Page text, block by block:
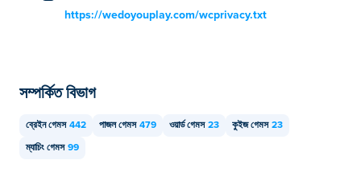
https://wedoyouplay.com/wcprivacy.txt
সম্পর্কিত বিভাগ
ব্রেইন গেমস 442 পাজল গেমস 479 ওয়ার্ড গেমস 23 কুইজ গেমস 23
ম্যাচিং গেমস 99